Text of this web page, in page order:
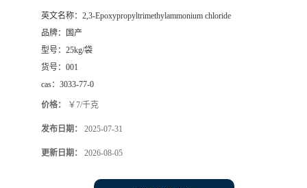
英文名称： 2,3-Epoxypropyltrimethylammonium chloride
品牌：
国产
型号： 25kg/袋
货号： 001
cas： 3033-77-0
价格： ￥7/千克
发布日期： 2025-07-31
更新日期： 2026-08-05